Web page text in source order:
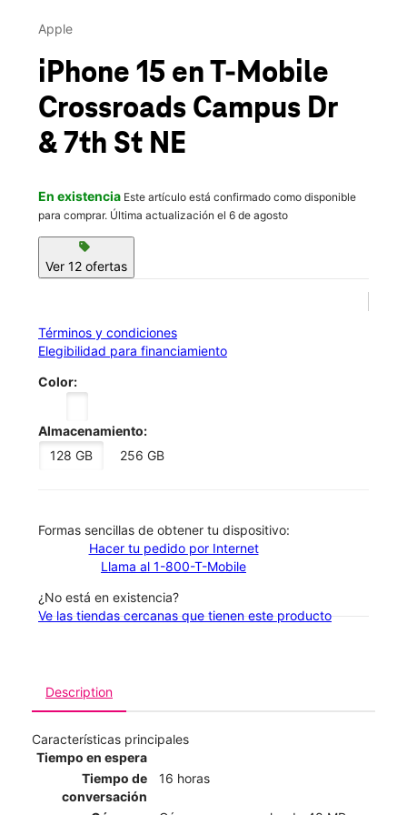
Mié.:
606 Crossroads Campus Dr Suite 107 Buffalo, MN 55313
Apple
iPhone 15 en T-Mobile
Crossroads Campus Dr
& 7th St NE
En existencia Este artículo está confirmado como disponible
para comprar. Última actualización el 6 de agosto
sell
Ver 12 ofertas
Términos y condiciones
Elegibilidad para financiamiento
Color:
Almacenamiento:
128 GB
256 GB
​​​​​​​Formas sencillas de obtener tu dispositivo:
Hacer tu pedido por Internet
Llama al 1-800-T-Mobile
¿No está en existencia?
Ve las tiendas cercanas que tienen este producto
Description
Características principales
Tiempo en espera
Tiempo de
conversación
16 horas